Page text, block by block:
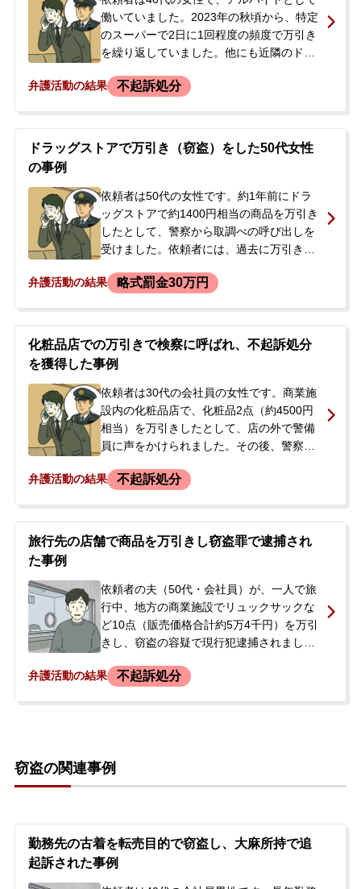
働いていました。2023年の秋頃から、特定
のスーパーで2日に1回程度の頻度で万引き
を繰り返していました。他にも近隣のドラ
きを行っており、余罪が多数ある状況でし
店外に出たところで保安員に声をかけられ
ました。その後、警察に通報され、警察署
されずに帰宅できました。しかし、後日再
び警察から呼び出しを受けたため、今後の
捜査や逮捕の可能性に強い不安を感じ、当
事務所へ相談に来られました。
弁護活動の結果 不起訴処分
ドラッグストアで万引き（窃盗）をした50代女性
の事例
依頼者は50代の女性です。約1年前にドラ
ッグストアで約1400円相当の商品を万引き
したとして、警察から取調べの呼び出しを
受けました。依頼者には、過去に万引きで
10年ほど前に罰金刑を受けた前科がありま
来られました。
弁護活動の結果 略式罰金30万円
化粧品店での万引きで検察に呼ばれ、不起訴処分
を獲得した事例
依頼者は30代の会社員の女性です。商業施
設内の化粧品店で、化粧品2点（約4500円
相当）を万引きしたとして、店の外で警備
員に声をかけられました。その後、警察署
事件として扱われました。逮捕はされず在
りました。依頼者には過去に万引きによる
微罪処分の前歴があり、今回は前科がつく
迫る中で当事務所に相談されました。
弁護活動の結果 不起訴処分
旅行先の店舗で商品を万引きし窃盗罪で逮捕され
た事例
依頼者の夫（50代・会社員）が、一人で旅
行中、地方の商業施設でリュックサックな
ど10点（販売価格合計約5万4千円）を万引
きし、窃盗の容疑で現行犯逮捕されまし
放と前科回避を強く望み、当事務所へ相談
弁護活動の結果 不起訴処分
窃盗の関連事例
勤務先の古着を転売目的で窃盗し、大麻所持で追
起訴された事例